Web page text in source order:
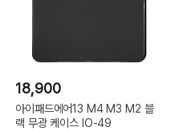
18,900
아이패드에어13 M4 M3 M2 블
랙 무광 케이스 IO-49